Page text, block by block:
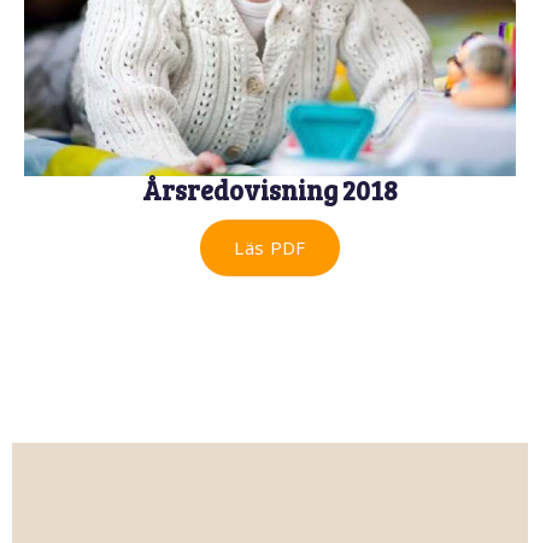
Årsredovisning 2018
Läs PDF